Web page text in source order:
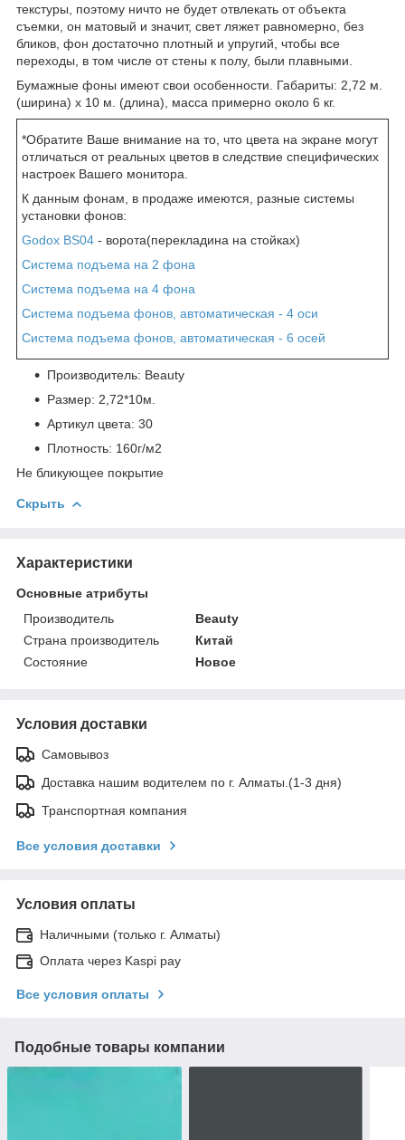
текстуры, поэтому ничто не будет отвлекать от объекта
съемки, он матовый и значит, свет ляжет равномерно, без
бликов, фон достаточно плотный и упругий, чтобы все
переходы, в том числе от стены к полу, были плавными.
Бумажные фоны имеют свои особенности. Габариты: 2,72 м.
(ширина) х 10 м. (длина), масса примерно около 6 кг.
*Обратите Ваше внимание на то, что цвета на экране могут
отличаться от реальных цветов в следствие специфических
настроек Вашего монитора.
К данным фонам, в продаже имеются, разные системы
установки фонов:
Godox BS04 - ворота(перекладина на стойках)
Система подъема на 2 фона
Система подъема на 4 фона
Система подъема фонов, автоматическая - 4 оси
Система подъема фонов, автоматическая - 6 осей
Производитель: Beauty
Размер: 2,72*10м.
Артикул цвета: 30
Плотность: 160г/м2
Не бликующее покрытие
Скрыть
Характеристики
Основные атрибуты
Производитель
Beauty
Страна производитель
Китай
Состояние
Новое
Условия доставки
Самовывоз
Доставка нашим водителем по г. Алматы.(1-3 дня)
Транспортная компания
Все условия доставки
Условия оплаты
Наличными (только г. Алматы)
Оплата через Kaspi pay
Все условия оплаты
Подобные товары компании